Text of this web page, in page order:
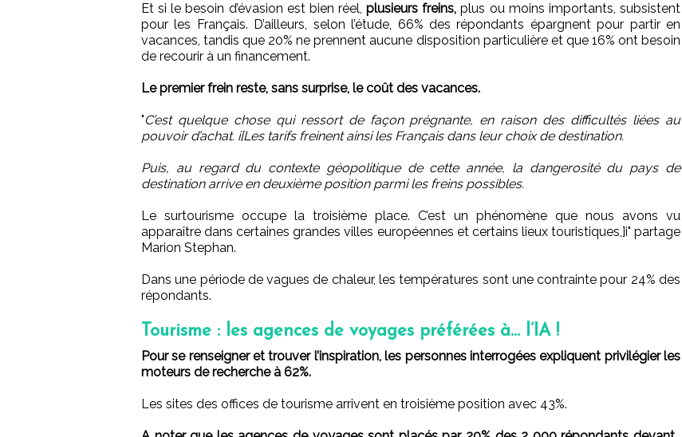
Et si le besoin d’évasion est bien réel,plusieurs freins, plus ou moins importants, subsistent
pour les Français. D’ailleurs, selon l’étude, 66% des répondants épargnent pour partir en
vacances, tandis que 20% ne prennent aucune disposition particulière et que 16% ont besoin
de recourir à un financement.
Le premier frein reste, sans surprise, le coût des vacances.
"C’est quelque chose qui ressort de façon prégnante, en raison des difficultés liées au
pouvoir d’achat. i[Les tarifs freinent ainsi les Français dans leur choix de destination.
Puis, au regard du contexte géopolitique de cette année, la dangerosité du pays de
destination arrive en deuxième position parmi les freins possibles.
Le surtourisme occupe la troisième place. C’est un phénomène que nous avons vu
apparaître dans certaines grandes villes européennes et certains lieux touristiques,]i" partage
Marion Stephan.
Dans une période de vagues de chaleur, les températures sont une contrainte pour 24% des
répondants.
Tourisme : les agences de voyages préférées à... l’IA !
Pour se renseigner et trouver l’inspiration, les personnes interrogées expliquent privilégier les
moteurs de recherche à 62%.
Les sites des offices de tourisme arrivent en troisième position avec 43%.